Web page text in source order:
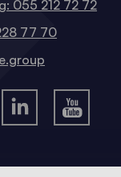
055 212 72 72
77 70